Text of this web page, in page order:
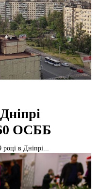
ОСББ
в Дніпрі...